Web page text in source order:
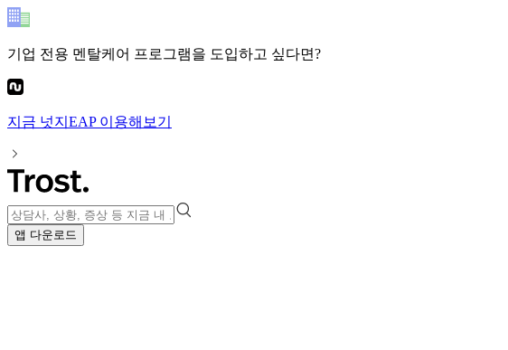
기업 전용 멘탈케어 프로그램을 도입하고 싶다면?
지금 넛지EAP이용해보기
앱 다운로드